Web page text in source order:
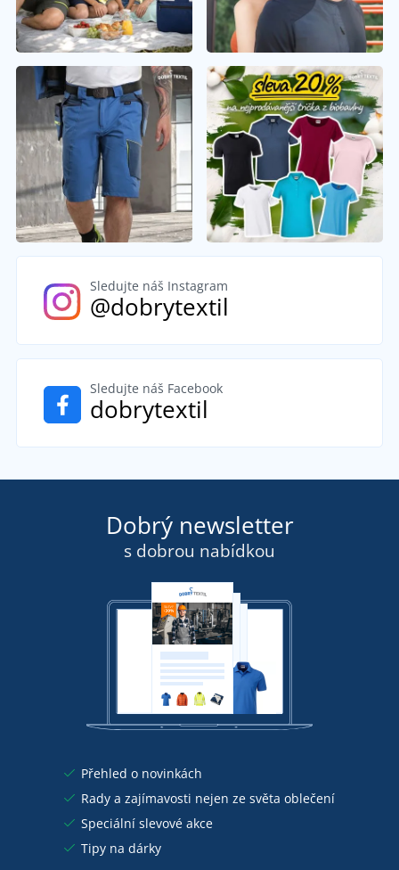
Sledujte náš Instagram
@dobrytextil
Sledujte náš Facebook
dobrytextil
Dobrý newsletter
s dobrou nabídkou
Přehled o novinkách
Rady a zajímavosti nejen ze světa oblečení
Speciální slevové akce
Tipy na dárky